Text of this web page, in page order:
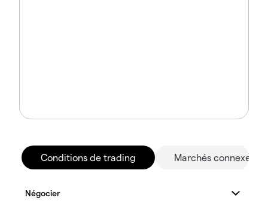
Conditions de trading Marchés connexes